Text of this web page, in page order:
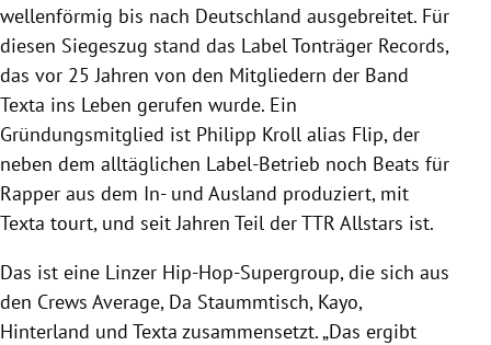
wellenförmig bis nach Deutschland ausgebreitet. Für
diesen Siegeszug stand das Label Tonträger Records,
das vor 25 Jahren von den Mitgliedern der Band
Texta ins Leben gerufen wurde. Ein
Gründungsmitglied ist Philipp Kroll alias Flip, der
neben dem alltäglichen Label-Betrieb noch Beats für
Rapper aus dem In- und Ausland produziert, mit
Texta tourt, und seit Jahren Teil der TTR Allstars ist.
Das ist eine Linzer Hip-Hop-Supergroup, die sich aus
den Crews Average, Da Staummtisch, Kayo,
Hinterland und Texta zusammensetzt. „Das ergibt